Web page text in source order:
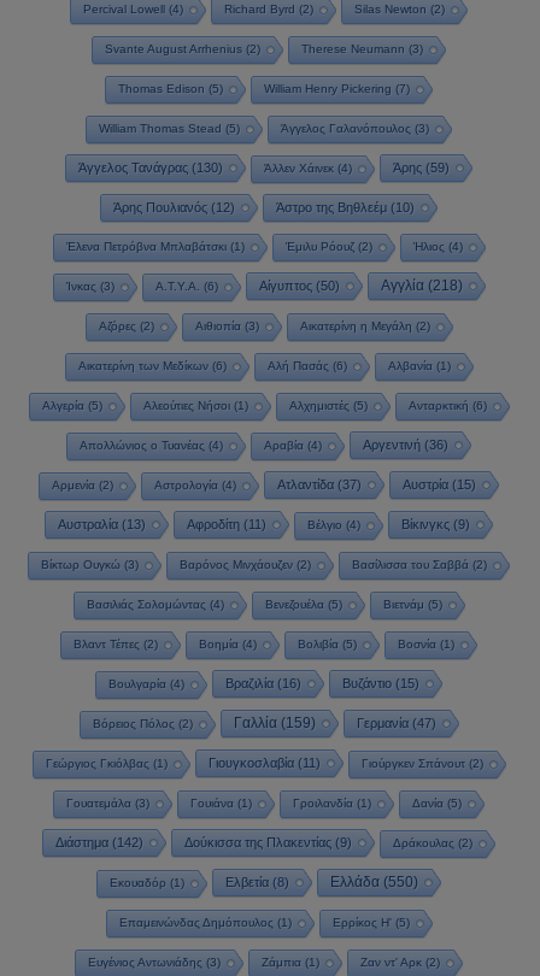
Percival Lowell (4) Richard Byrd (2) Silas Newton (2)
Svante August Arrhenius (2) Therese Neumann (3)
Thomas Edison (5) William Henry Pickering (7)
William Thomas Stead (5) Άγγελος Γαλανόπουλος (3)
Άγγελος Τανάγρας (130) Άλλεν Χάινεκ (4) Άρης (59)
Άρης Πουλιανός (12) Άστρο της Βηθλεέμ (10)
Έλενα Πετρόβνα Μπλαβάτσκι(1) Έμιλυ Ρόουζ(2) Ήλιος (4)
Ίνκας (3) Α.Τ.Υ.Α. (6) Αίγυπτος(50) Αγγλία(218)
Αζόρες (2) Αιθιοπία(3) Αικατερίνη η Μεγάλη (2)
Αικατερίνη των Μεδίκων(6) Αλή Πασάς (6) Αλβανία(1)
Αλγερία(5) Αλεούτιες Νήσοι(1) Αλχημιστές (5) Ανταρκτική (6)
Απολλώνιος ο Τυανέας (4) Αραβία (4) Αργεντινή (36)
Αρμενία (2) Αστρολογία (4) Ατλαντίδα (37) Αυστρία (15)
Αυστραλία (13) Αφροδίτη (11) Βέλγιο (4) Βίκινγκς (9)
Βίκτωρ Ουγκώ (3) Βαρόνος Μινχάουζεν (2) Βασίλισσα του Σαββά (2)
Βασιλιάς Σολομώντας (4) Βενεζουέλα(5) Βιετνάμ (5)
Βλαντ Τέπες (2) Βοημία (4) Βολιβία (5) Βοσνία (1)
Βουλγαρία (4) Βραζιλία (16) Βυζάντιο (15)
Βόρειος Πόλος (2) Γαλλία(159) Γερμανία(47)
Γεώργιος Γκιόλβας (1) Γιουγκοσλαβία(11) Γιούργκεν Σπάνουτ(2)
Γουατεμάλα (3) Γουιάνα (1) Γροιλανδία (1) Δανία (5)
Διάστημα (142) Δούκισσα της Πλακεντίας (9) Δράκουλας (2)
Εκουαδόρ (1) Ελβετία (8) Ελλάδα (550)
Επαμεινώνδας Δημόπουλος (1) Ερρίκος Η'(5)
Ευγένιος Αντωνιάδης (3) Ζάμπια (1) Ζαν ντ' Αρκ (2)